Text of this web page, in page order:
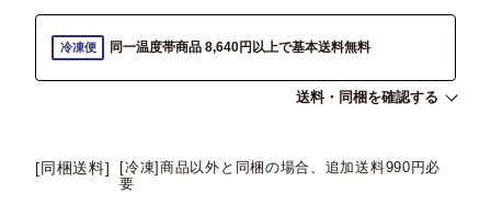
冷凍便 同一温度帯商品 8,640円以上で基本送料無料
送料・同梱を確認する
[同梱送料]
[冷凍]商品以外と同梱の場合、追加送料990円必
要